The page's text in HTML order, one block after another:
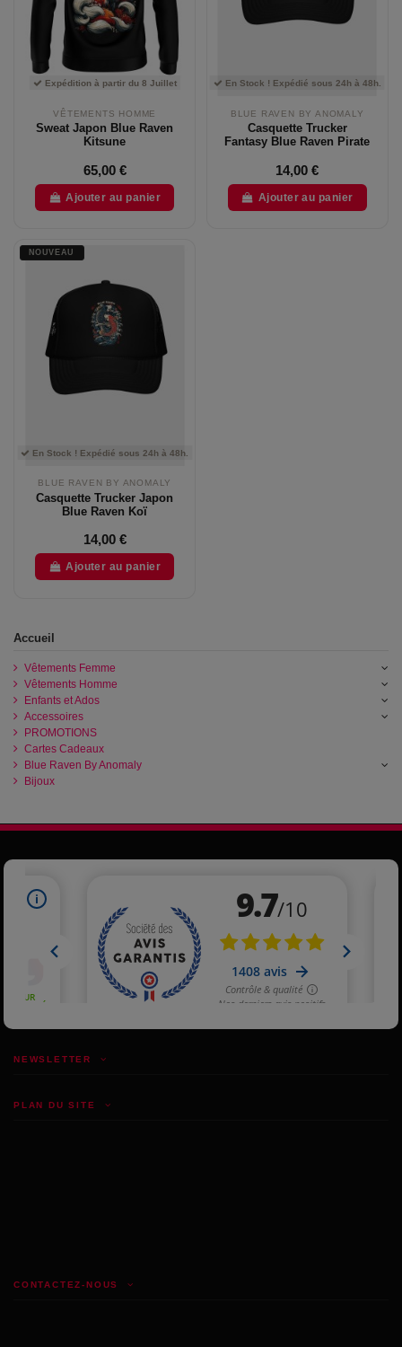
Expédition à partir du 8 Juillet
VÊTEMENTS HOMME
Sweat Japon Blue Raven
Kitsune
65,00 €
Ajouter au panier
En Stock ! Expédié sous 24h à 48h.
BLUE RAVEN BY ANOMALY
Casquette Trucker
Fantasy Blue Raven Pirate
14,00 €
Ajouter au panier
NOUVEAU
En Stock ! Expédié sous 24h à 48h.
BLUE RAVEN BY ANOMALY
Casquette Trucker Japon
Blue Raven Koï
14,00 €
Ajouter au panier
Accueil
Vêtements Femme
Vêtements Homme
Enfants et Ados
Accessoires
PROMOTIONS
Cartes Cadeaux
Blue Raven By Anomaly
Bijoux
PLAN DU SITE
CONTACTEZ-NOUS
NEWSLETTER